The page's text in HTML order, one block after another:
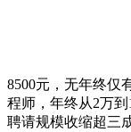
8500元，无年终仅
程师，年终从2万
聘请规模收缩超三